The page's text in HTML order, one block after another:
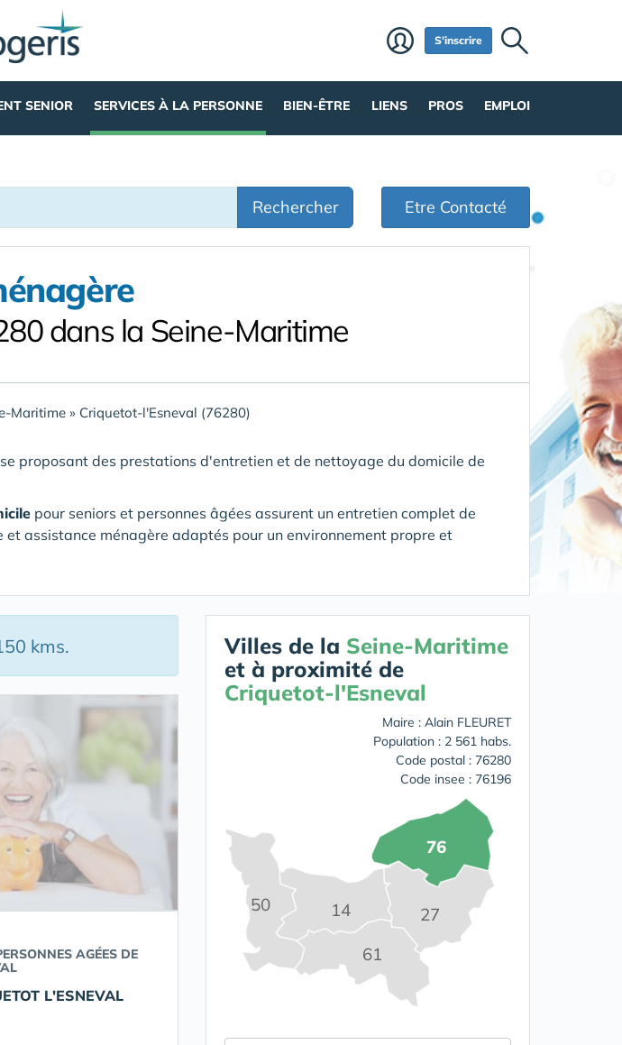
S'inscrire
SENIOR SERVICES À LA PERSONNE BIEN-ÊTRE LIENS PROS EMPLOI
Rechercher Etre Contacté
dans la Seine-Maritime
Maritime » Criquetot-l'Esneval (76280)
proposant des prestations d'entretien et de nettoyage du domicile de
pour seniors et personnes âgées assurent un entretien complet de
assistance ménagère adaptés pour un environnement propre et
kms.
AGÉES DE
L'ESNEVAL
Villes de la Seine-Maritime
et à proximité de
Criquetot-l'Esneval
Maire : Alain FLEURET
Population : 2 561 habs.
Code postal : 76280
Code insee : 76196
14 27
50
61
76